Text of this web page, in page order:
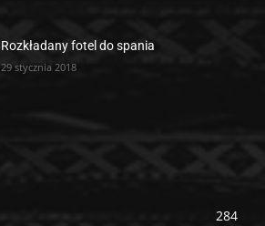
Rozkładany fotel do spania
29 stycznia 2018
284